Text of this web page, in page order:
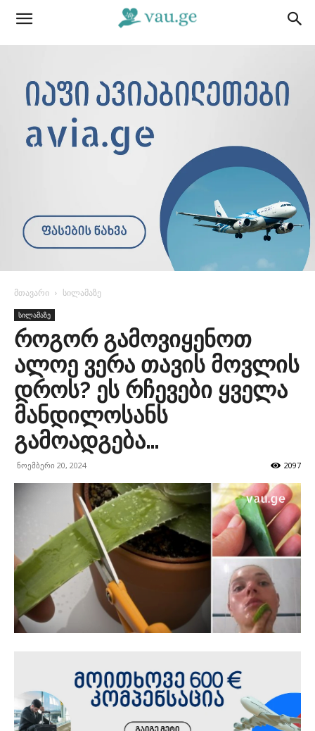
მთავარი სილამაზე
სილამაზე
როგორ გამოვიყენოთ
ალოე ვერა თავის მოვლის
დროს? ეს რჩევები ყველა
მანდილოსანს
გამოადგება…
ნოემბერი 20, 2024 2097